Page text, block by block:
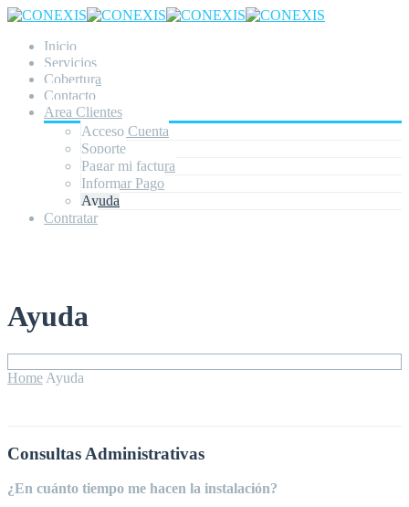
Inicio
Servicios
Cobertura
Contacto
Area Clientes
Acceso Cuenta
Soporte
Pagar mi factura
Informar Pago
Ayuda
Contratar
Ayuda
Home Ayuda
Consultas Administrativas
¿En cuánto tiempo me hacen la instalación?